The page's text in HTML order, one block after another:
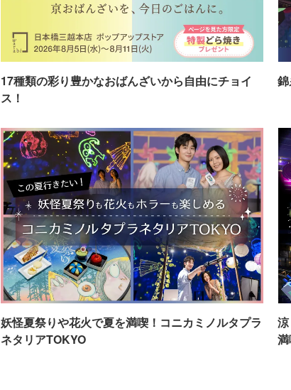
17種類の彩り豊かなおばんざいから自由にチョイ
ス！
妖怪夏祭りや花火で夏を満喫！コニカミノルタプラ
ネタリアTOKYO